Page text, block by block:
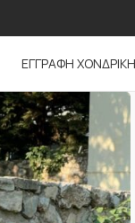
ΕΓΓΡΑΦΗ